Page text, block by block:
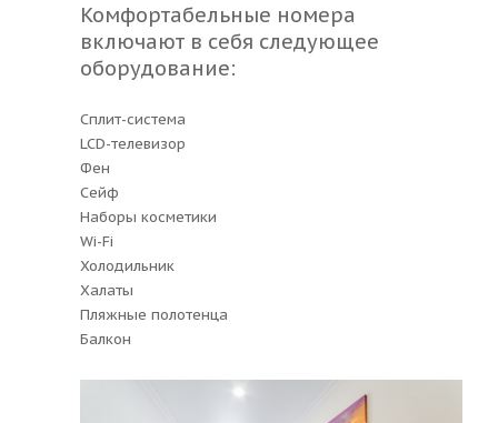
Комфортабельные номера
включают в себя следующее
оборудование:
Сплит-система
LCD-телевизор
Фен
Сейф
Наборы косметики
Wi-Fi
Холодильник
Халаты
Пляжные полотенца
Балкон